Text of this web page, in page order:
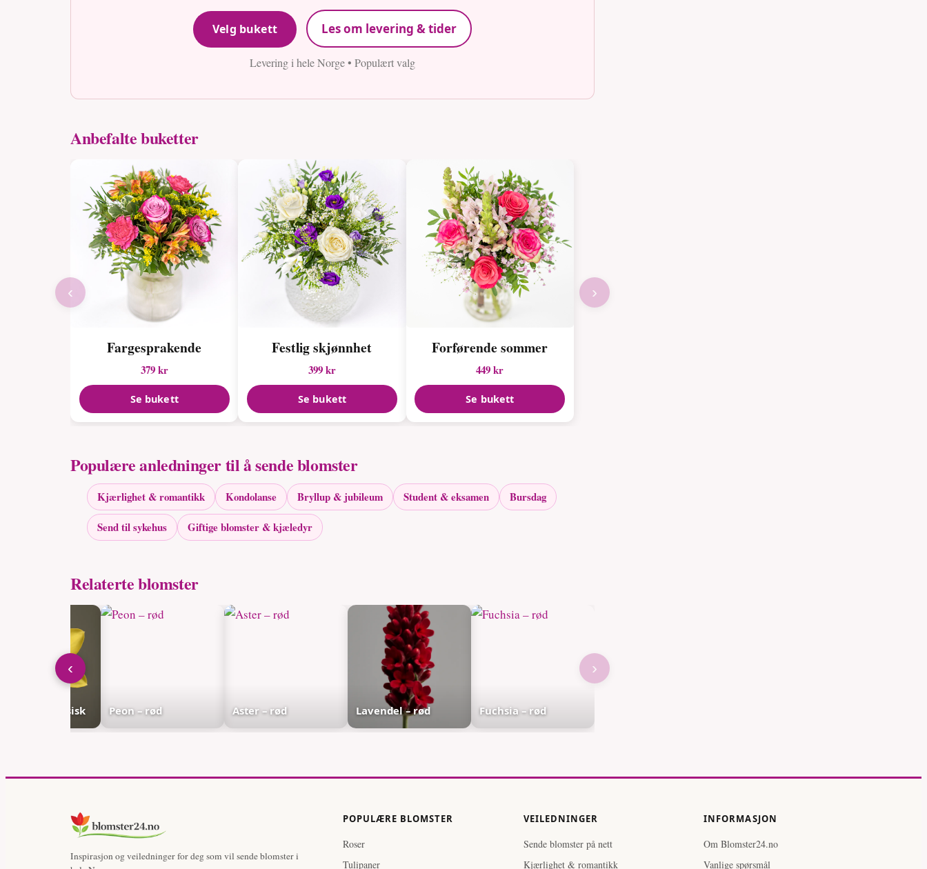
Velg bukett Les om levering & tider
Levering i hele Norge • Populært valg
Anbefalte buketter
Fargesprakende
379 kr
Se bukett
Festlig skjønnhet
399 kr
Se bukett
Forførende sommer
449 kr
Se bukett
‹ ›
Populære anledninger til å sende blomster
Kjærlighet & romantikk Kondolanse Bryllup & jubileum Student & eksamen Bursdag
Send til sykehus Giftige blomster & kjæledyr
Relaterte blomster
– klassisk Peon – rød Aster – rød Lavendel – rød Fuchsia – rød
‹ ›
Inspirasjon og veiledninger for deg som vil sende blomster i
POPULÆRE BLOMSTER
Roser
Tulipaner
VEILEDNINGER
Sende blomster på nett
Kjærlighet & romantikk
INFORMASJON
Om Blomster24.no
Vanlige spørsmål